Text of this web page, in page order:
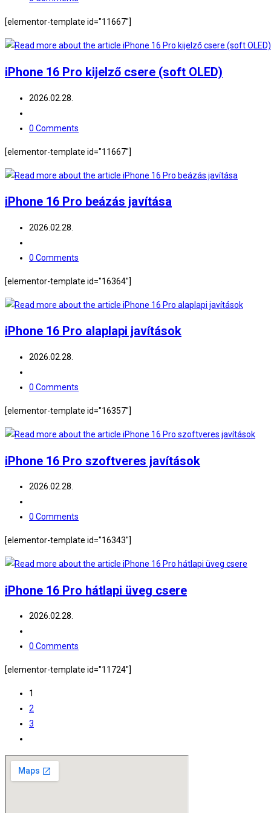
[elementor-template id="11667"]
iPhone 16 Pro kijelző csere (soft OLED)
Post
2026.02.28.
category:
Post
0 Comments
[elementor-template id="11667"]
iPhone 16 Pro beázás javítása
Post
2026.02.28.
category:
Post
0 Comments
[elementor-template id="16364"]
iPhone 16 Pro alaplapi javítások
Post
2026.02.28.
category:
Post
0 Comments
[elementor-template id="16357"]
iPhone 16 Pro szoftveres javítások
Post
2026.02.28.
category:
Post
0 Comments
[elementor-template id="16343"]
iPhone 16 Pro hátlapi üveg csere
Post
2026.02.28.
category:
Post
0 Comments
[elementor-template id="11724"]
1
2
3
to
the
next